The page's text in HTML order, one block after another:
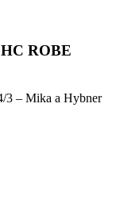
ROBE
3 – Mika a Hybner